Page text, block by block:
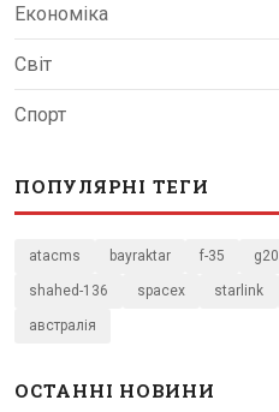
Економіка
Світ
Спорт
ПОПУЛЯРНІ ТЕГИ
atacms bayraktar f-35 g20
shahed-136 spacex starlink
австралія
ОСТАННІ НОВИНИ